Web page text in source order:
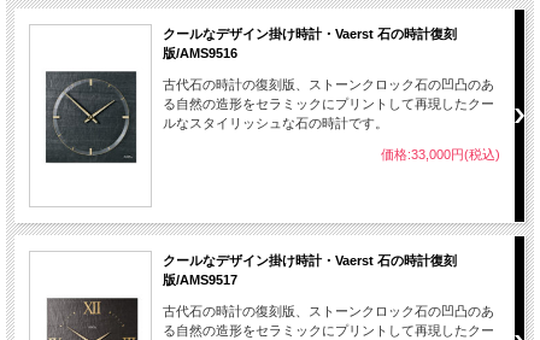
クールなデザイン掛け時計・Vaerst 石の時計復刻
版/AMS9516
古代石の時計の復刻版、ストーンクロック石の凹凸のあ
る自然の造形をセラミックにプリントして再現したクー
ルなスタイリッシュな石の時計です。
価格:33,000円(税込)
クールなデザイン掛け時計・Vaerst 石の時計復刻
版/AMS9517
古代石の時計の復刻版、ストーンクロック石の凹凸のあ
る自然の造形をセラミックにプリントして再現したクー